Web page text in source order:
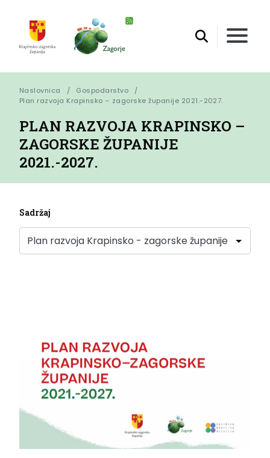
Naslovnica
Gospodarstvo
Plan razvoja Krapinsko – zagorske županije 2021.-2027.
PLAN RAZVOJA KRAPINSKO –
ZAGORSKE ŽUPANIJE
2021.-2027.
Sadržaj